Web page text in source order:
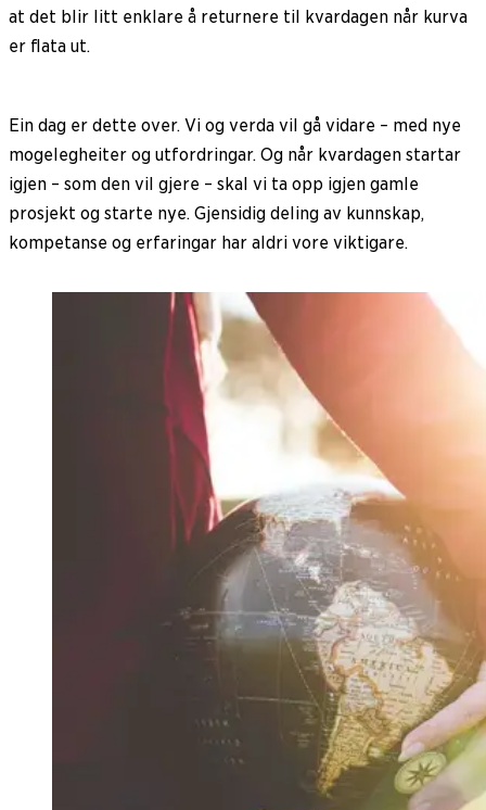
at det blir litt enklare å returnere til kvardagen når kurva
er flata ut.
Ein dag er dette over. Vi og verda vil gå vidare – med nye
mogelegheiter og utfordringar. Og når kvardagen startar
igjen – som den vil gjere – skal vi ta opp igjen gamle
prosjekt og starte nye. Gjensidig deling av kunnskap,
kompetanse og erfaringar har aldri vore viktigare.